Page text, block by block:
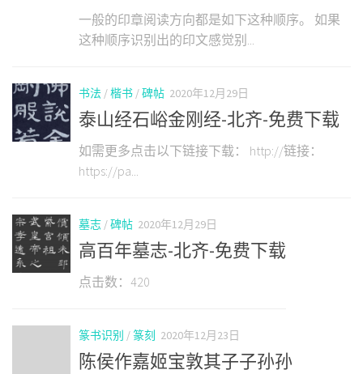
一般的印章阅读方向都是如下这种顺序。 如果
这种顺序识别出的印文感觉别...
书法 /楷书 /碑帖 2020年12月29日
泰山经石峪金刚经-北齐-免费下载
如需更多点击以下链接下载： http://链接：
https://pa...
墓志 /碑帖 2020年12月29日
高百年墓志-北齐-免费下载
点击数：420
篆书识别 / 篆刻 2020年12月23日
陈侯作嘉姬宝敦其子子孙孙